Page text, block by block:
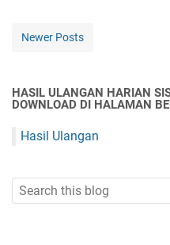
Newer Posts
HASIL ULANGAN HARIAN
DOWNLOAD DI HALAMAN
Hasil Ulangan